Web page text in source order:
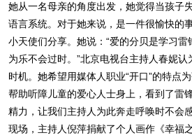
她从一名母亲的角度出发，她觉得当孩子
语言系统。对于她来说，是一件很愉快的
小天使们分享。她说：“爱的分贝是学习
为乐不会过时。”北京电视台主持人春妮
时机。她希望用媒体人职业“开口”的特点
帮助听障儿童的爱心人士身上，看到了雷
精力，让我们主持人为此奔走呼唤时不会
现场，主持人倪萍捐献了个人画作《幸福